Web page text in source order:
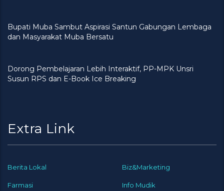
Bupati Muba Sambut Aspirasi Santun Gabungan Lembaga
dan Masyarakat Muba Bersatu
Dorong Pembelajaran Lebih Interaktif, PP-MPK Unsri
Susun RPS dan E-Book Ice Breaking
Extra Link
Berita Lokal Biz&Marketing
Farmasi Info Mudik